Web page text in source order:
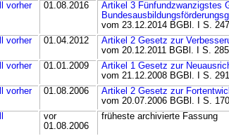
vorher 01.08.2016
Artikel 3 Fünfundzwanzigstes
vom 23.12.2014 BGBl. I S.
vorher 01.04.2012
Artikel 2 Gesetz zur
vom 20.12.2011 BGBl. I S.
vorher 01.01.2009
Artikel 1 Gesetz zur
vom 21.12.2008 BGBl. I S.
vorher 01.08.2006
Artikel 2 Gesetz zur
vom 20.07.2006 BGBl. I S.
vor
01.08.2006
früheste archivierte Fassung